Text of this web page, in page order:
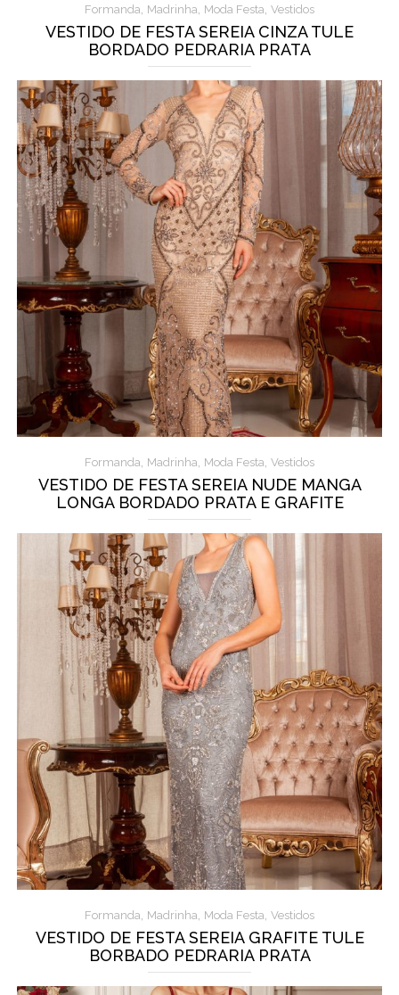
Formanda, Madrinha, Moda Festa, Vestidos
VESTIDO DE FESTA SEREIA CINZA TULE
BORDADO PEDRARIA PRATA
Formanda, Madrinha, Moda Festa, Vestidos
VESTIDO DE FESTA SEREIA NUDE MANGA
LONGA BORDADO PRATA E GRAFITE
Formanda, Madrinha, Moda Festa, Vestidos
VESTIDO DE FESTA SEREIA GRAFITE TULE
BORBADO PEDRARIA PRATA